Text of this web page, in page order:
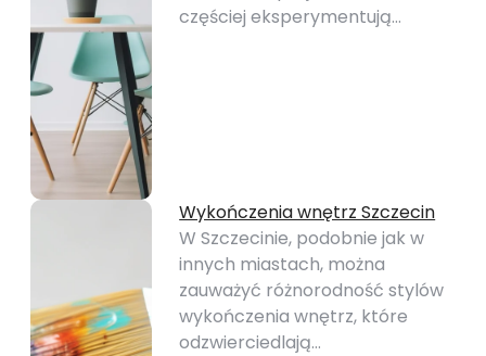
częściej eksperymentują…
Wykończenia wnętrz Szczecin
W Szczecinie, podobnie jak w
innych miastach, można
zauważyć różnorodność stylów
wykończenia wnętrz, które
odzwierciedlają…